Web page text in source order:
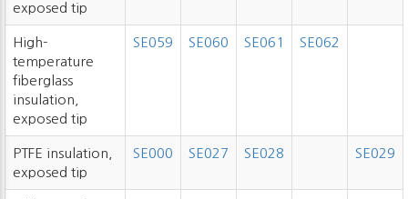
exposed tip
High-
temperature
fiberglass
insulation,
exposed tip
SE059 SE060 SE061 SE062
PTFE insulation,
exposed tip
SE000 SE027 SE028 SE029